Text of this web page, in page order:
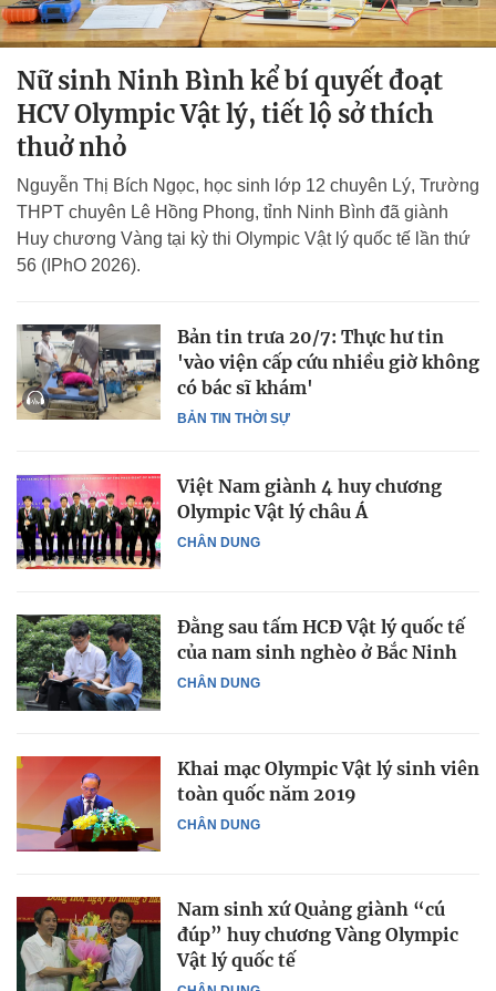
Nữ sinh Ninh Bình kể bí quyết đoạt
HCV Olympic Vật lý, tiết lộ sở thích
thuở nhỏ
Nguyễn Thị Bích Ngọc, học sinh lớp 12 chuyên Lý, Trường
THPT chuyên Lê Hồng Phong, tỉnh Ninh Bình đã giành
Huy chương Vàng tại kỳ thi Olympic Vật lý quốc tế lần thứ
56 (IPhO 2026).
BẢN TIN THỜI SỰ
Bản tin trưa 20/7: Thực hư tin
'vào viện cấp cứu nhiều giờ không
có bác sĩ khám'
CHÂN DUNG
Việt Nam giành 4 huy chương
Olympic Vật lý châu Á
CHÂN DUNG
Đằng sau tấm HCĐ Vật lý quốc tế
của nam sinh nghèo ở Bắc Ninh
CHÂN DUNG
Khai mạc Olympic Vật lý sinh viên
toàn quốc năm 2019
Nam sinh xứ Quảng giành “cú
đúp” huy chương Vàng Olympic
Vật lý quốc tế